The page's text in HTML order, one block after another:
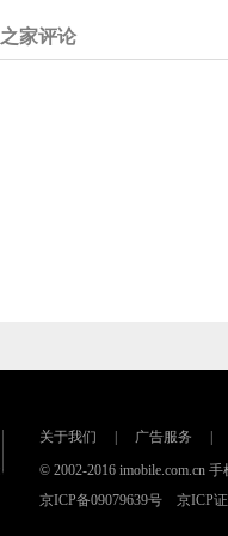
之家评论
关于我们 广告服务
© 2002-2016 imobile.com.cn
京ICP备09079639号 京ICP